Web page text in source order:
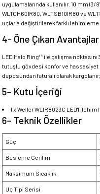
uygulamalarında kullanılır. 10 mm
WLTCH60IR80, WLTSB10IR80 ve
uçlarla değiştirilerek farklı
4- Öne Çıkan Avantajlar
LED Halo Ring™ ile çalışma
tutuşlu gövdesi konfor ve hassasiyet
deposundan faturalı olarak
5- Kutu İçeriği
1 x Weller WLIR8023C LED'li lehim
6- Teknik Özellikler
Güç
Besleme Gerilimi
Maksimum Sıcaklık
Uç Tipi Serisi